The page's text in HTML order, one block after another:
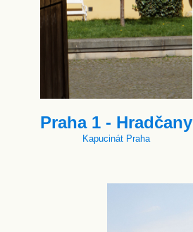
Praha 1 - Hradčany
Kapucinát Praha